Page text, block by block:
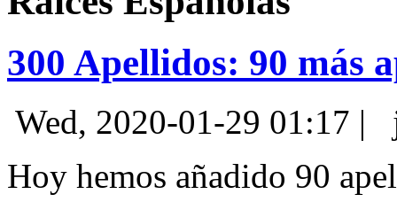
300 Apellidos: 90 más
Wed, 2020-01-29 01:17 |
Hoy hemos añadido 90